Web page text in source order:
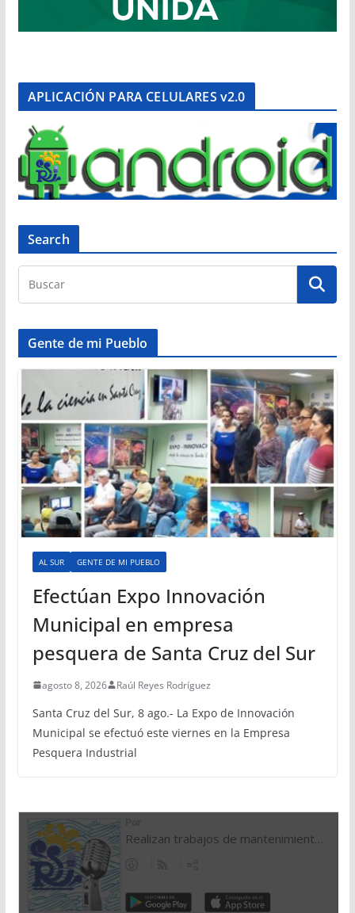
APLICACIÓN PARA CELULARES v2.0
Search
Gente de mi Pueblo
AL SUR GENTE DE MI PUEBLO
Efectúan Expo Innovación
Municipal en empresa
pesquera de Santa Cruz del Sur
agosto 8, 2026 Raúl Reyes Rodríguez
Santa Cruz del Sur, 8 ago.- La Expo de Innovación
Municipal se efectuó este viernes en la Empresa
Pesquera Industrial